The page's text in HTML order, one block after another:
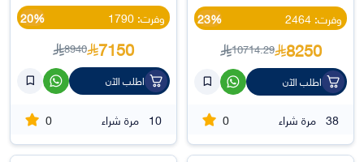
وفرت: 2464 23%
8250
10714.29
اطلب الآن
38 مرة شراء 0
وفرت: 1790 20%
7150
8940
اطلب الآن
10 مرة شراء 0